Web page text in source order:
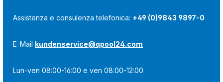
Assistenza e consulenza telefonica: +49 (0)9843 9897-0
E-Mail kundenservice@qpool24.com
Lun-ven 08:00-16:00 e ven 08:00-12:00